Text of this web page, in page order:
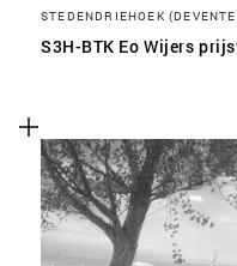
STEDENDRIEHOEK
S3H-BTK Eo Wijers